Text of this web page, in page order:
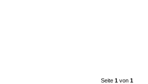
Seite 1von 1